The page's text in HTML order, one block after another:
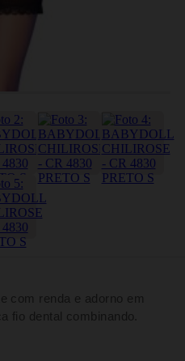
com renda e adorno em
fio dental combinando.